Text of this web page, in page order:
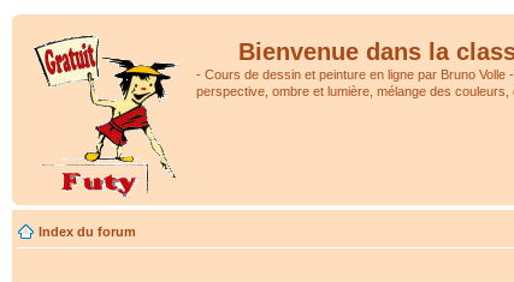
Bienvenue dans la
- Cours de dessin et peinture en ligne par Bruno
perspective, ombre et lumière, mélange des couleurs,
Index du forum